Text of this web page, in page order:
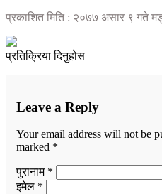
प्रकाशित मिति : २०७७ असार ९ गते
प्रतिक्रिया दिनुहोस
Leave a Reply
Your email address will not be
marked *
पुरानाम *
इमेल *